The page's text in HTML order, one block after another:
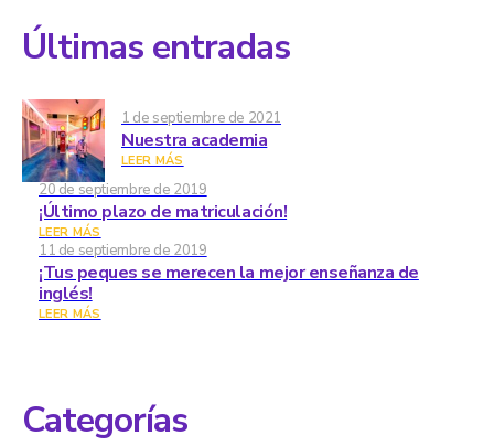
Últimas entradas
1 de septiembre de 2021
Nuestra academia
LEER MÁS
20 de septiembre de 2019
¡Último plazo de matriculación!
LEER MÁS
11 de septiembre de 2019
¡Tus peques se merecen la mejor enseñanza de
inglés!
LEER MÁS
Categorías